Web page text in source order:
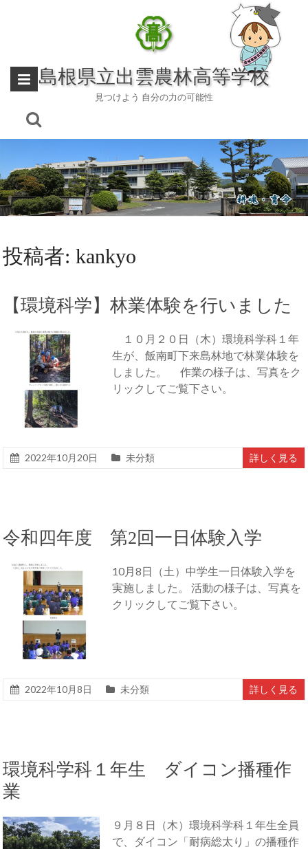
島根県立出雲農林高等学校
見つけよう 自分の力の可能性
投稿者:kankyo
【環境科学】林業体験を行いました
１０月２０日（木）環境科学科１年
生が、飯南町下来島林地で林業体験を
しました。 作業の様子は、写真をク
リックしてご覧下さい。
2022年10月20日 未分類 詳しく見る
令和四年度 第2回一日体験入学
10月8日（土）中学生一日体験入学を
実施しました。 活動の様子は、写真を
クリックしてご覧下さい。
2022年10月8日 未分類 詳しく見る
環境科学科１年生 ダイコン播種作
業
９月８日（木）環境科学科１年生全員
で、ダイコン「耐病総太り」の播種作